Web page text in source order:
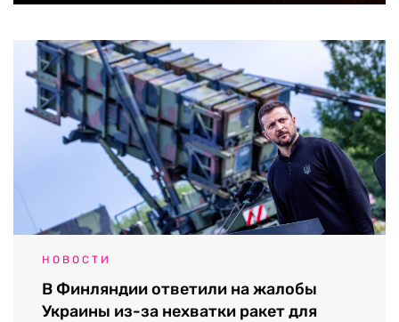
НОВОСТИ
В Финляндии ответили на жалобы
Украины из-за нехватки ракет для